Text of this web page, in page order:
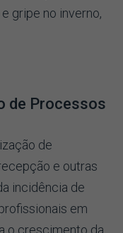
gripe no inverno,
de Processos
de
e outras
incidência de
em
o crescimento da